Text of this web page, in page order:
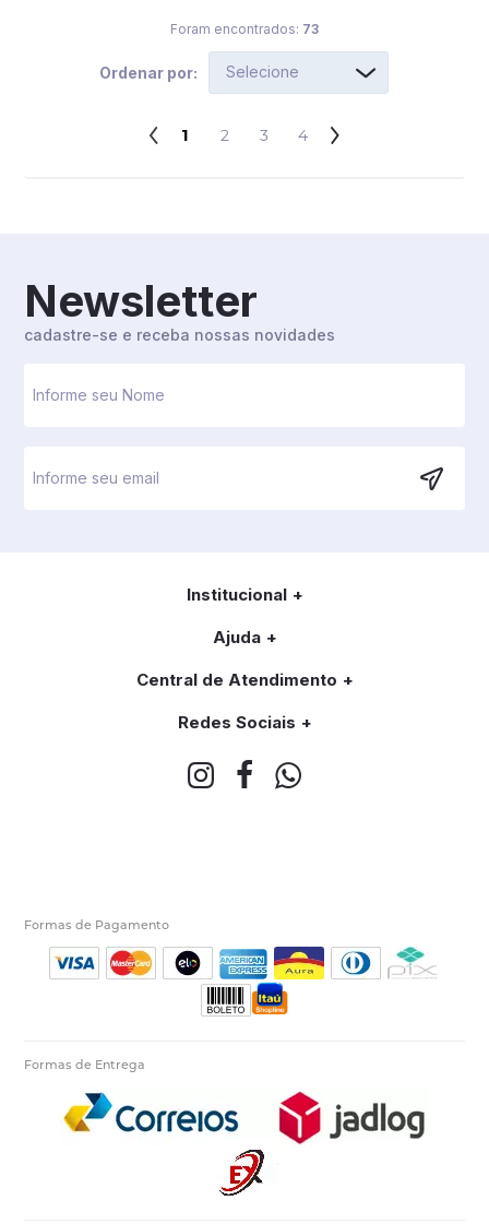
Foram encontrados: 73
Ordenar por:
1 2 3 4
Newsletter
cadastre-se e receba nossas novidades
Institucional
Ajuda
Central de Atendimento
Redes Sociais
Formas de Pagamento
Formas de Entrega